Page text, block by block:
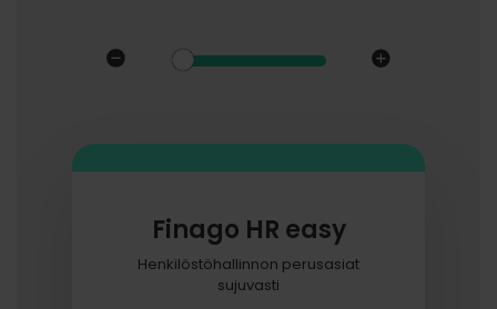
Finago HR easy
Henkilöstöhallinnon perusasiat
sujuvasti